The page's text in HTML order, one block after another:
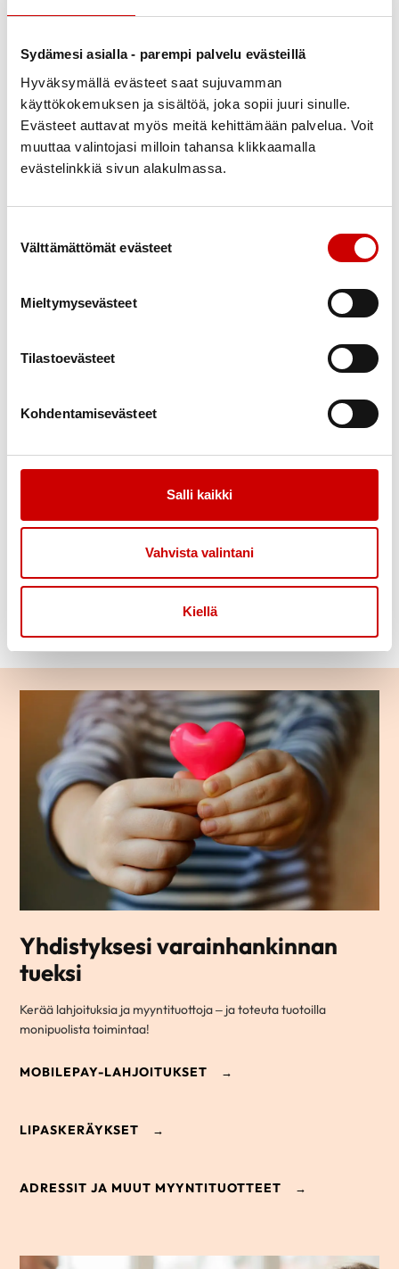
Sydämesi asialla - parempi palvelu evästeillä
Hyväksymällä evästeet saat sujuvamman
käyttökokemuksen ja sisältöä, joka sopii juuri sinulle.
Evästeet auttavat myös meitä kehittämään palvelua. Voit
muuttaa valintojasi milloin tahansa klikkaamalla
evästelinkkiä sivun alakulmassa.
Välttämättömät evästeet
Mieltymysevästeet
Tilastoevästeet
Kohdentamisevästeet
Salli kaikki
Vahvista valintani
Kiellä
Jäsenvastaavalle
Ryhmänohjaajalle
Yhdistyksesi varainhankinnan
tueksi
Kerää lahjoituksia ja myyntituottoja – ja toteuta tuotoilla
monipuolista toimintaa!
MOBILEPAY-LAHJOITUKSET
LIPASKERÄYKSET
ADRESSIT JA MUUT MYYNTITUOTTEET